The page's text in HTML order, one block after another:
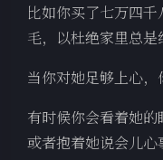
比如你买了七万四
毛，以杜绝家里总是
当你对她足够上心，
有时候你会看着她的
或者抱着她说会儿心